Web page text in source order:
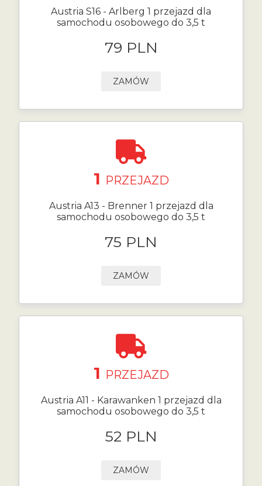
Austria S16 - Arlberg 1 przejazd dla
samochodu osobowego do 3,5 t
79 PLN
ZAMÓW
1 PRZEJAZD
Austria A13 - Brenner 1 przejazd dla
samochodu osobowego do 3,5 t
75 PLN
ZAMÓW
1 PRZEJAZD
Austria A11 - Karawanken 1 przejazd dla
samochodu osobowego do 3,5 t
52 PLN
ZAMÓW